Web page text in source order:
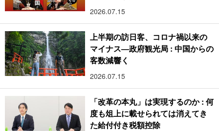
2026.07.15
上半期の訪日客、コロナ禍以来の
マイナス―政府観光局 : 中国からの
客数減響く
2026.07.15
「改革の本丸」は実現するのか : 何
度も俎上に載せられては消えてき
た給付付き税額控除